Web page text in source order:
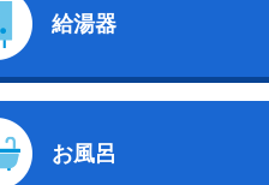
給湯器
お風呂